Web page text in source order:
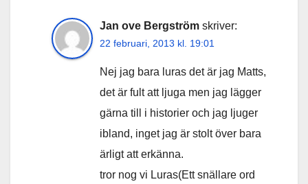
Jan ove Bergström skriver:
22 februari, 2013 kl. 19:01
Nej jag bara luras det är jag Matts,
det är fult att ljuga men jag lägger
gärna till i historier och jag ljuger
ibland, inget jag är stolt över bara
ärligt att erkänna.
tror nog vi Luras(Ett snällare ord